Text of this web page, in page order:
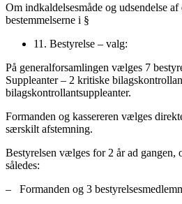
Om indkaldelsesmåde og udsendelse
bestemmelserne i §
11. Bestyrelse – valg:
På generalforsamlingen vælges 7
Suppleanter – 2 kritiske
bilagskontrollantsuppleanter.
Formanden og kassereren vælges
særskilt afstemning.
Bestyrelsen vælges for 2 år ad gangen,
således:
– Formanden og 3